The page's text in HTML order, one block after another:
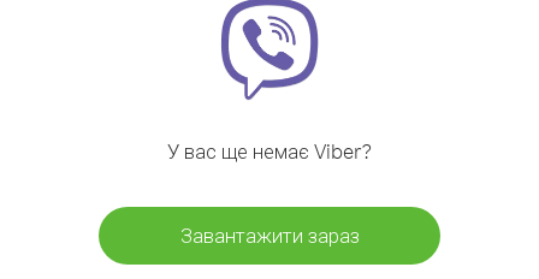
У вас ще немає Viber?
Завантажити зараз